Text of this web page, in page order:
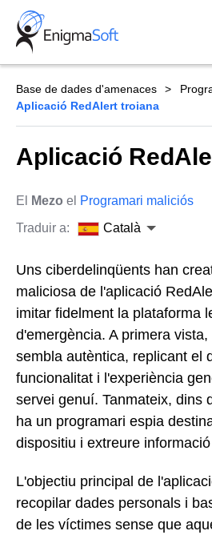
Skip
content
Base de dades d'amenaces
Aplicació RedAlert troiana
Aplicació
El Mezo el
Programari maliciós
Traduir a:
Català
Uns ciberdelinqüents han
maliciosa de l'aplicació
imitar fidelment la plataforma
d'emergència. A primera
sembla autèntica, replicant el
funcionalitat i l'experiència
servei genuí. Tanmateix, dins
ha un programari espia
dispositiu i extreure
L'objectiu principal de
recopilar dades personals i
de les víctimes sense que